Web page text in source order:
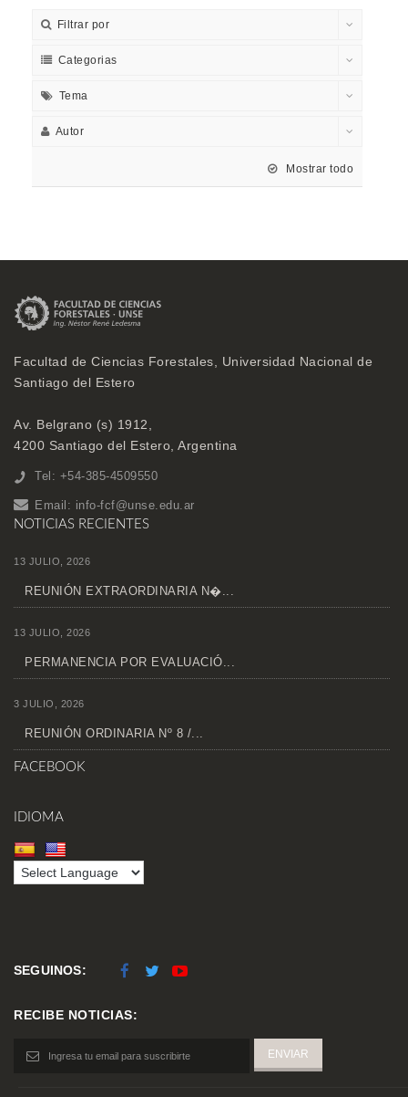
Filtrar por
Categorias
Tema
Autor
Mostrar todo
Facultad de Ciencias Forestales, Universidad Nacional de
Santiago del Estero
Av. Belgrano (s) 1912,
4200 Santiago del Estero, Argentina
Tel: +54-385-4509550
Email: info-fcf@unse.edu.ar
NOTICIAS RECIENTES
13 JULIO, 2026
REUNIÓN EXTRAORDINARIA N�...
13 JULIO, 2026
PERMANENCIA POR EVALUACIÓ...
3 JULIO, 2026
REUNIÓN ORDINARIA Nº 8 /...
FACEBOOK
IDIOMA
SEGUINOS:
RECIBE NOTICIAS: